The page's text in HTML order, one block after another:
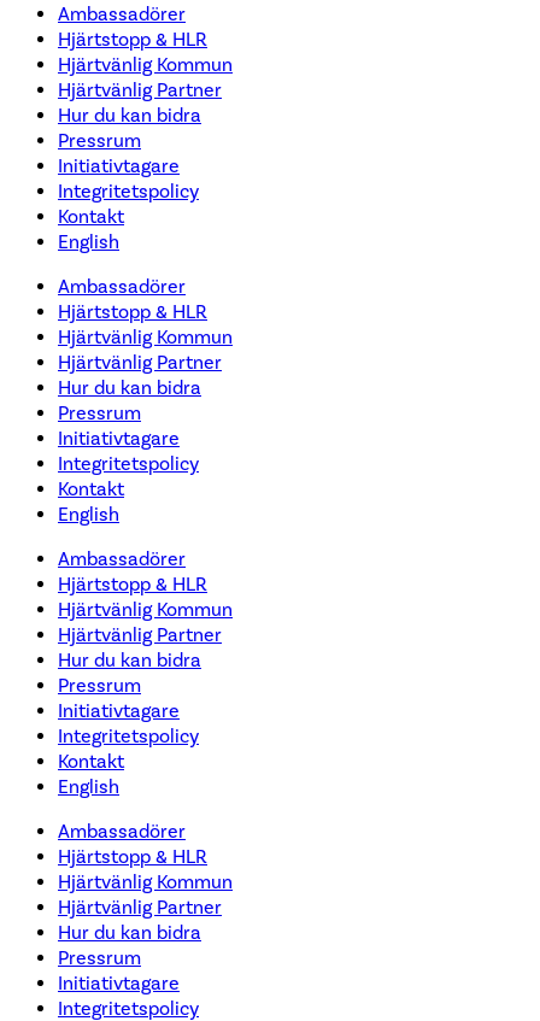
Ambassadörer
Hjärtstopp & HLR
Hjärtvänlig Kommun
Hjärtvänlig Partner
Hur du kan bidra
Pressrum
Initiativtagare
Integritetspolicy
Kontakt
English
Ambassadörer
Hjärtstopp & HLR
Hjärtvänlig Kommun
Hjärtvänlig Partner
Hur du kan bidra
Pressrum
Initiativtagare
Integritetspolicy
Kontakt
English
Ambassadörer
Hjärtstopp & HLR
Hjärtvänlig Kommun
Hjärtvänlig Partner
Hur du kan bidra
Pressrum
Initiativtagare
Integritetspolicy
Kontakt
English
Ambassadörer
Hjärtstopp & HLR
Hjärtvänlig Kommun
Hjärtvänlig Partner
Hur du kan bidra
Pressrum
Initiativtagare
Integritetspolicy